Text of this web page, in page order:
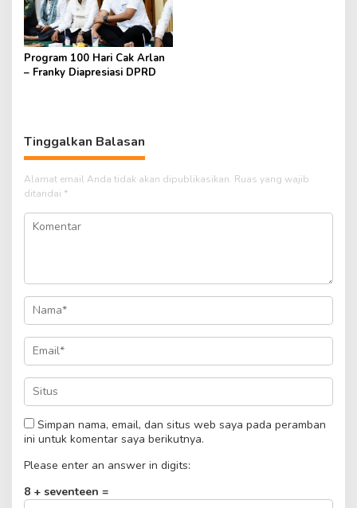
Program 100 Hari Cak Arlan
– Franky Diapresiasi DPRD
Tinggalkan Balasan
Alamat email Anda tidak akan dipublikasikan. Ruas yang wajib
ditandai *
Simpan nama, email, dan situs web saya pada peramban
ini untuk komentar saya berikutnya.
Please enter an answer in digits:
8 + seventeen =